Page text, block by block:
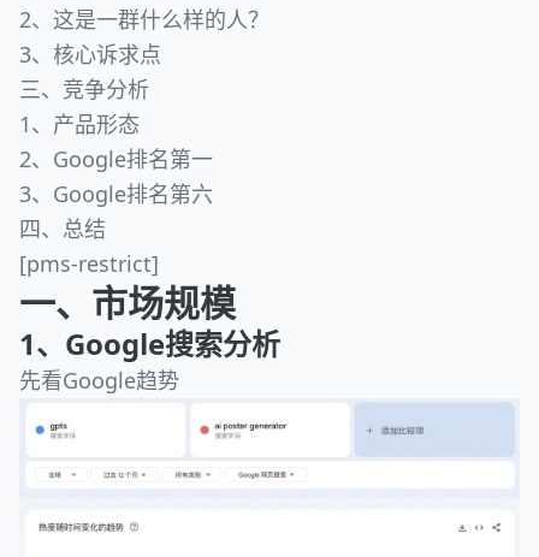
2、这是一群什么样的人？
3、核心诉求点
三、竞争分析
1、产品形态
2、Google排名第一
3、Google排名第六
四、总结
[pms-restrict]
一、市场规模
1、Google搜索分析
先看Google趋势